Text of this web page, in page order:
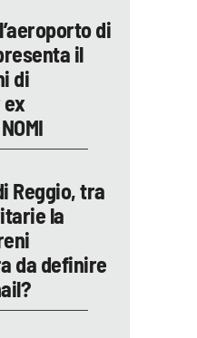
di
il
di
Reggio, tra
la
da definire